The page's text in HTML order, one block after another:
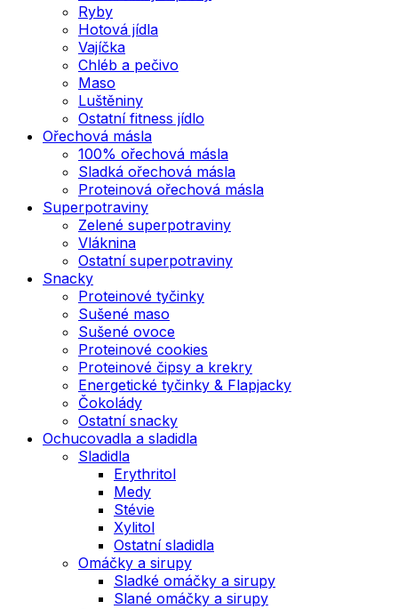
Ryby
Hotová jídla
Vajíčka
Chléb a pečivo
Maso
Luštěniny
Ostatní fitness jídlo
Ořechová másla
100% ořechová másla
Sladká ořechová másla
Proteinová ořechová másla
Superpotraviny
Zelené superpotraviny
Vláknina
Ostatní superpotraviny
Snacky
Proteinové tyčinky
Sušené maso
Sušené ovoce
Proteinové cookies
Proteinové čipsy a krekry
Energetické tyčinky & Flapjacky
Čokolády
Ostatní snacky
Ochucovadla a sladidla
Sladidla
Erythritol
Medy
Stévie
Xylitol
Ostatní sladidla
Omáčky a sirupy
Sladké omáčky a sirupy
Slané omáčky a sirupy